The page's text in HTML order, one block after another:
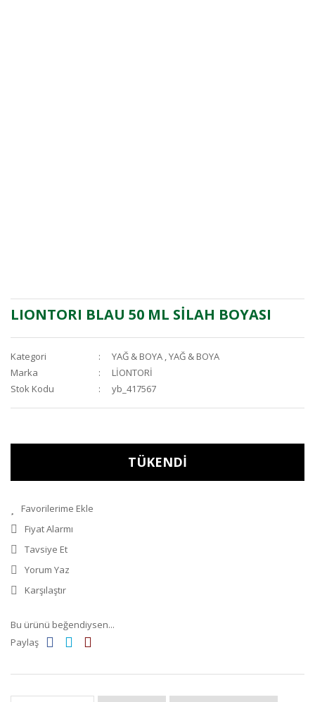
LIONTORI BLAU 50 ML SİLAH BOYASI
Kategori YAĞ & BOYA ,YAĞ & BOYA
Marka
LİONTORİ
Stok Kodu
yb_417567
TÜKENDİ
Fiyat Alarmı
Tavsiye Et
Yorum Yaz
Karşılaştır
Bu ürünü beğendiysen...
Paylaş